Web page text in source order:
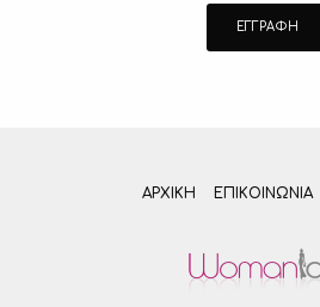
ΑΡΧΙΚΗ ΕΠΙΚΟΙΝΩΝΊΑ